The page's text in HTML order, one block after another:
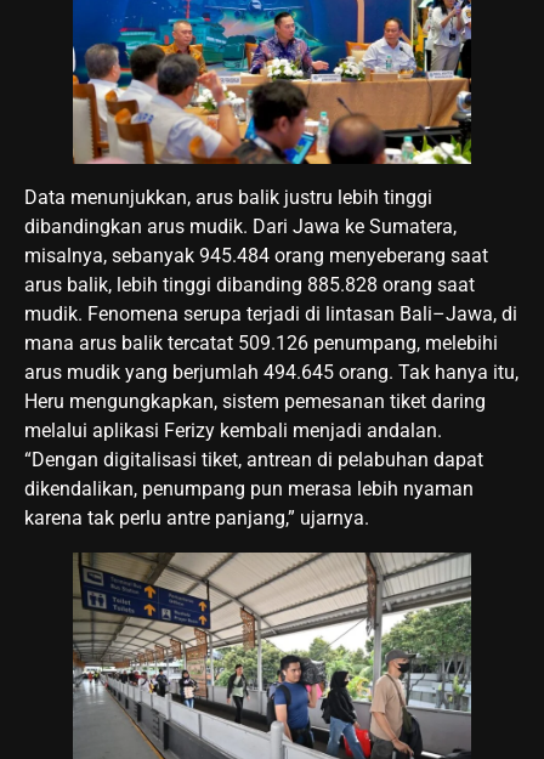
Data menunjukkan, arus balik justru lebih tinggi
dibandingkan arus mudik. Dari Jawa ke Sumatera,
misalnya, sebanyak 945.484 orang menyeberang saat
arus balik, lebih tinggi dibanding 885.828 orang saat
mudik. Fenomena serupa terjadi di lintasan Bali–Jawa, di
mana arus balik tercatat 509.126 penumpang, melebihi
arus mudik yang berjumlah 494.645 orang. Tak hanya itu,
Heru mengungkapkan, sistem pemesanan tiket daring
melalui aplikasi Ferizy kembali menjadi andalan.
“Dengan digitalisasi tiket, antrean di pelabuhan dapat
dikendalikan, penumpang pun merasa lebih nyaman
karena tak perlu antre panjang,” ujarnya.